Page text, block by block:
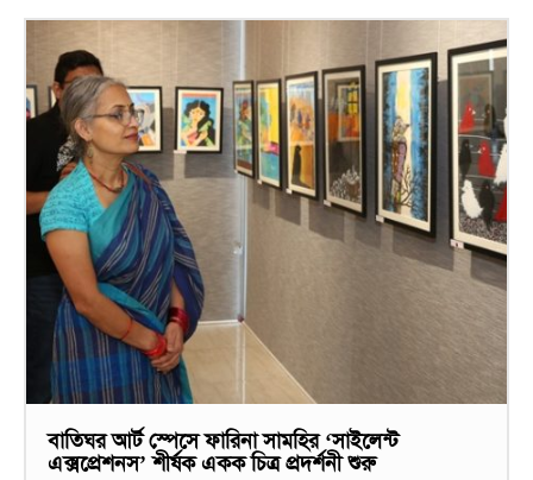
বাতিঘর আর্ট স্পেসে ফারিনা সামহির ‘সাইলেন্ট
এক্সপ্রেশনস’ শীর্ষক একক চিত্র প্রদর্শনী শুরু